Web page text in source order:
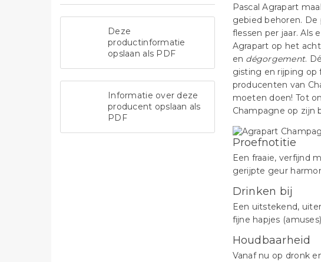
Deze
productinformatie
opslaan als PDF
Informatie over deze
producent opslaan als
PDF
Pascal Agrapart
gebied behoren.
flessen per jaar. Als
Agrapart op het
en dégorgement.
gisting en rijping op
producenten van
moeten doen! Tot
Champagne op zijn
Proefnotitie
Een fraaie, verfijnd
gerijpte geur
Drinken bij
Een uitstekend,
fijne hapjes
Houdbaarheid
Vanaf nu op dronk